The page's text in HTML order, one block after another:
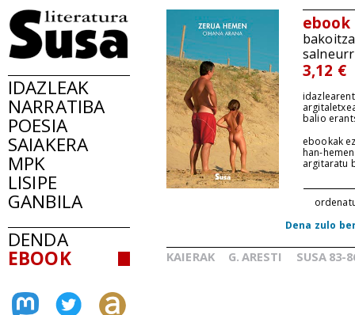
IDAZLEAK
NARRATIBA
POESIA
SAIAKERA
MPK
LISIPE
GANBILA
DENDA
EBOOK
ebook
3,12 €
balio
ebookak
han-
argitaratu
Dena zulo
KAIERAK G. ARESTI SUSA 83-